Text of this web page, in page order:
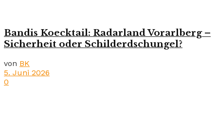
Bandis Koecktail: Radarland Vorarlberg –
Sicherheit oder Schilderdschungel?
von BK
5. Juni 2026
0